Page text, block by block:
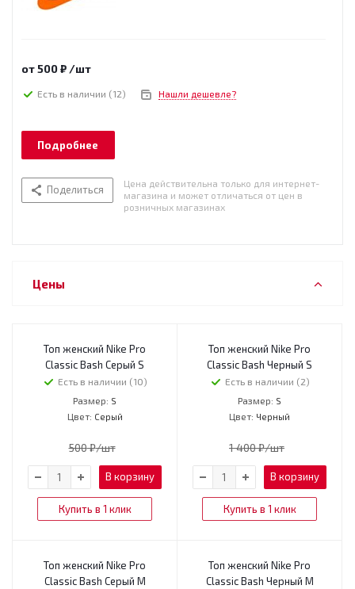
от500 ₽ /шт
Есть в наличии (12) Нашли дешевле?
Подробнее
Поделиться
Цена действительна только для интернет-
магазина и может отличаться от цен в
розничных магазинах
Цены
Топ женский Nike Pro
Classic Bash Серый S
Есть в наличии (10)
Размер: S
Цвет: Серый
500₽/шт
В корзину
Купить в 1 клик
Топ женский Nike Pro
Classic Bash Черный S
Есть в наличии (2)
Размер: S
Цвет: Черный
1 400₽/шт
В корзину
Купить в 1 клик
Топ женский Nike Pro
Classic Bash Серый M
Топ женский Nike Pro
Classic Bash Черный M